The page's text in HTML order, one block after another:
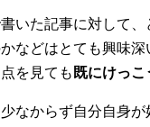
いた記事に対して
などはとても興味
を見ても 既にけっ
なからず自分自身